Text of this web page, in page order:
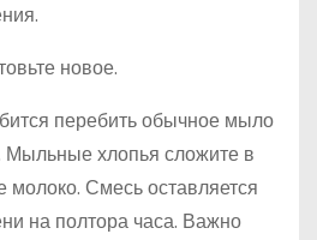
новое.
перебить обычное мыло
Мыльные хлопья сложите в
молоко. Смесь оставляется
на полтора часа. Важно